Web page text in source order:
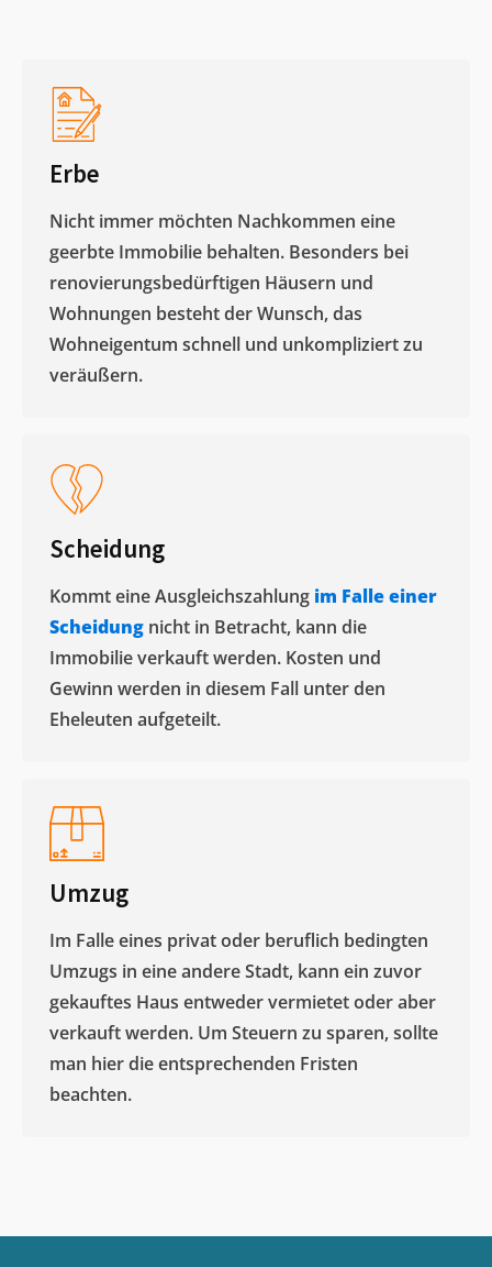
Erbe
Nicht immer möchten Nachkommen eine
geerbte Immobilie behalten. Besonders bei
renovierungsbedürftigen Häusern und
Wohnungen besteht der Wunsch, das
Wohneigentum schnell und unkompliziert zu
veräußern. ​
Scheidung
Kommt eine Ausgleichszahlung im Falle einer
Scheidung nicht in Betracht, kann die
Immobilie verkauft werden. Kosten und
Gewinn werden in diesem Fall unter den
Eheleuten aufgeteilt.​
Umzug
Im Falle eines privat oder beruflich bedingten
Umzugs in eine andere Stadt, kann ein zuvor
gekauftes Haus entweder vermietet oder aber
verkauft werden. Um Steuern zu sparen, sollte
man hier die entsprechenden Fristen
beachten.